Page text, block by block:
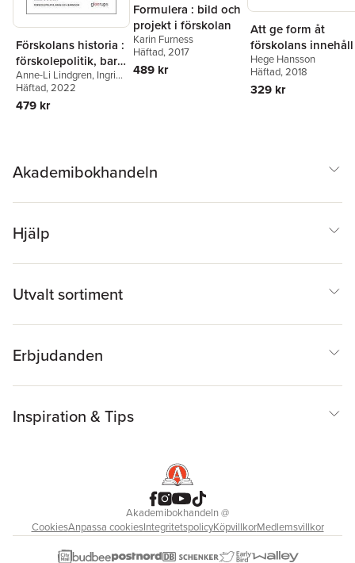
Förskolans historia :
förskolepolitik, barn
och barndom
Anne-Li Lindgren, Ingrid
Söderlind
Häftad, 2022
479 kr
Formulera : bild och
projekt i förskolan
Karin Furness
Häftad, 2017
489 kr
Att ge form åt
förskolans innehåll
Hege Hansson
Häftad, 2018
329 kr
Akademibokhandeln
Hjälp
Utvalt sortiment
Erbjudanden
Inspiration & Tips
Akademibokhandeln@
CookiesAnpassa cookiesIntegritetspolicyKöpvillkorMedlemsvillkor